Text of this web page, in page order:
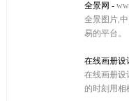
全景网 -
全景图片,
易的平台。
在线画册设
在线画册设
的时刻用相